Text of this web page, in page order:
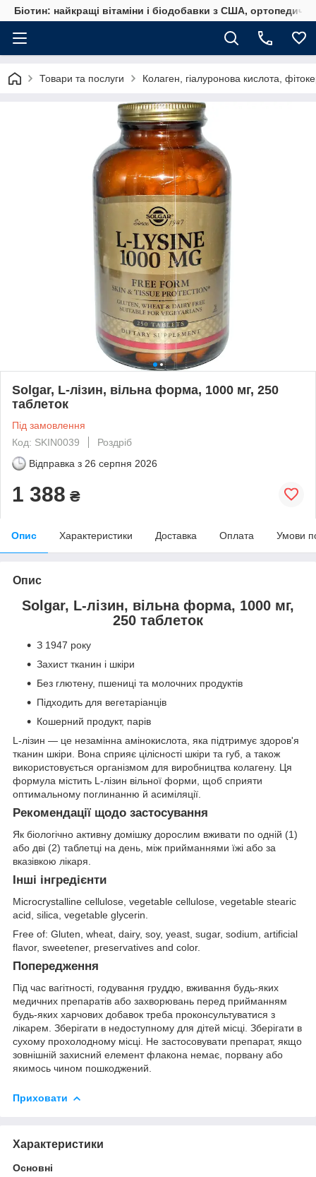
Біотин: найкращі вітаміни і біодобавки з США,
Товари та послуги Колаген, гіалуронова кислота,
Solgar, L-лізин, вільна форма, 1000 мг, 250
таблеток
Під замовлення
Код: SKIN0039
Роздріб
Відправка з 26 серпня 2026
1 388 ₴
Опис Характеристики Доставка Оплата Умови
Опис
Solgar, L-лізин, вільна форма, 1000 мг,
250 таблеток
З 1947 року
Захист тканин і шкіри
Без глютену, пшениці та молочних продуктів
Підходить для вегетаріанців
Кошерний продукт, парів
L-лізин — це незамінна амінокислота, яка підтримує здоров'я
тканин шкіри. Вона сприяє цілісності шкіри та губ, а також
використовується організмом для виробництва колагену. Ця
формула містить L-лізин вільної форми, щоб сприяти
оптимальному поглинанню й асиміляції.
Рекомендації щодо застосування
Як біологічно активну домішку дорослим вживати по одній (1)
або дві (2) таблетці на день, між прийманнями їжі або за
вказівкою лікаря.
Інші інгредієнти
Microcrystalline cellulose, vegetable cellulose, vegetable stearic
acid, silica, vegetable glycerin.
Free of: Gluten, wheat, dairy, soy, yeast, sugar, sodium, artificial
flavor, sweetener, preservatives and color.
Попередження
Під час вагітності, годування груддю, вживання будь-яких
медичних препаратів або захворювань перед прийманням
будь-яких харчових добавок треба проконсультуватися з
лікарем. Зберігати в недоступному для дітей місці. Зберігати в
сухому прохолодному місці. Не застосовувати препарат, якщо
зовнішній захисний елемент флакона немає, порвану або
якимось чином пошкоджений.
Приховати
Характеристики
Основні